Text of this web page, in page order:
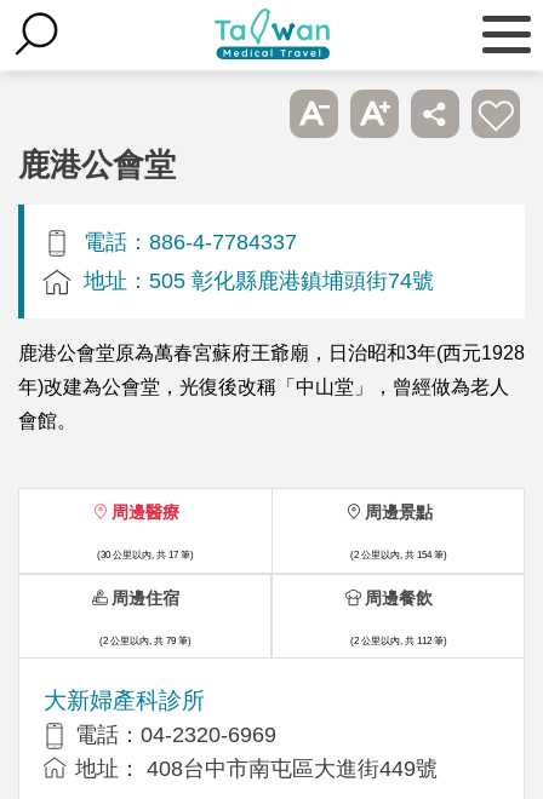
鹿港公會堂
電話：886-4-7784337
地址：505 彰化縣鹿港鎮埔頭街74號
鹿港公會堂原為萬春宮蘇府王爺廟，日治昭和3年(西元1928
年)改建為公會堂，光復後改稱「中山堂」，曾經做為老人
會館。
周邊醫療
(30 公里以內, 共 17 筆)
大新婦產科診所
電話：04-2320-6969
地址： 408台中市南屯區大進街449號
周邊景點
(2 公里以內, 共 154 筆)
周邊住宿
(2 公里以內, 共 79 筆)
周邊餐飲
(2 公里以內, 共 112 筆)